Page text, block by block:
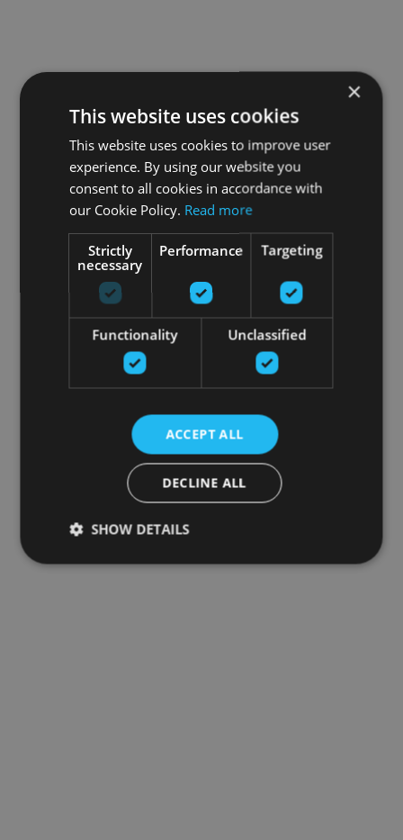
×
This website uses cookies
This website uses cookies to improve user
experience. By using our website you
consent to all cookies in accordance with
our Cookie Policy. Read more
Strictly
necessary
Performance Targeting
Functionality Unclassified
ACCEPT ALL
DECLINE ALL
SHOW DETAILS